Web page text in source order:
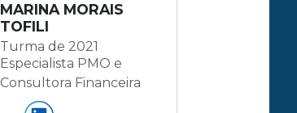
MARINA MORAIS
TOFILI
Turma de 2021
Especialista PMO e
Consultora Financeira